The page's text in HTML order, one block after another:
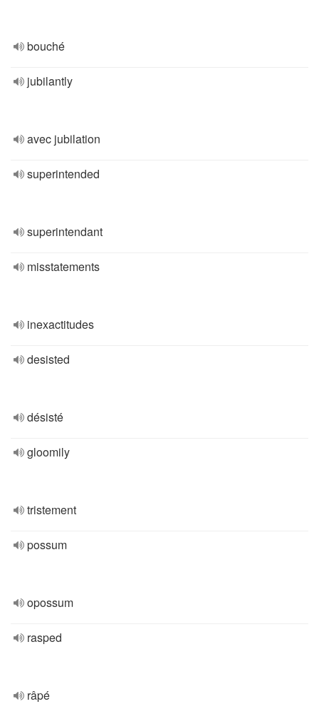
bouché
jubilantly
avec jubilation
superintended
superintendant
misstatements
inexactitudes
desisted
désisté
gloomily
tristement
possum
opossum
rasped
râpé